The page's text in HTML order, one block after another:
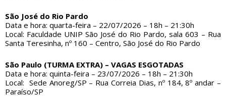
São José do Rio Pardo
Data e hora: quarta-feira – 22/07/2026 – 18h – 21:30h
Local: Faculdade UNIP São José do Rio Pardo, sala 603 – Rua
Santa Teresinha, nº 160 – Centro, São José do Rio Pardo
São Paulo (TURMA EXTRA) – VAGAS ESGOTADAS
Data e hora: quinta-feira – 23/07/2026 – 18h – 21:30h
Local: Sede Anoreg/SP – Rua Correia Dias, nº 184, 8º andar –
Paraíso/SP